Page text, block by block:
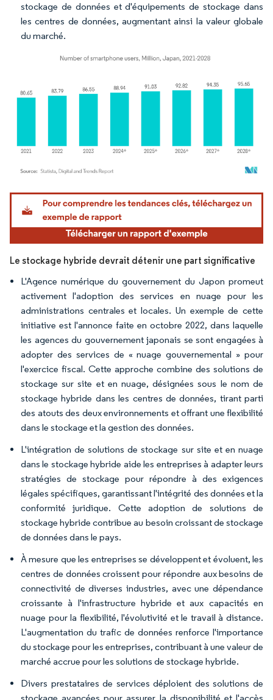
stockage de données et d'équipements de stockage dans
les centres de données, augmentant ainsi la valeur globale
du marché.
Image © Mordor Intelligence. La réutilisation nécessite une attribution sous CC BY
Le stockage hybride devrait détenir une part significative
L'Agence numérique du gouvernement du Japon promeut
activement l'adoption des services en nuage pour les
administrations centrales et locales. Un exemple de cette
initiative est l'annonce faite en octobre 2022, dans laquelle
les agences du gouvernement japonais se sont engagées à
adopter des services de « nuage gouvernemental » pour
l'exercice fiscal. Cette approche combine des solutions de
stockage sur site et en nuage, désignées sous le nom de
stockage hybride dans les centres de données, tirant parti
des atouts des deux environnements et offrant une flexibilité
dans le stockage et la gestion des données.
L'intégration de solutions de stockage sur site et en nuage
dans le stockage hybride aide les entreprises à adapter leurs
stratégies de stockage pour répondre à des exigences
légales spécifiques, garantissant l'intégrité des données et la
conformité juridique. Cette adoption de solutions de
stockage hybride contribue au besoin croissant de stockage
de données dans le pays.
À mesure que les entreprises se développent et évoluent, les
centres de données croissent pour répondre aux besoins de
connectivité de diverses industries, avec une dépendance
croissante à l'infrastructure hybride et aux capacités en
nuage pour la flexibilité, l'évolutivité et le travail à distance.
L'augmentation du trafic de données renforce l'importance
du stockage pour les entreprises, contribuant à une valeur de
marché accrue pour les solutions de stockage hybride.
Divers prestataires de services déploient des solutions de